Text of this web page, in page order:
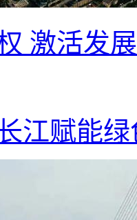
激活发
江赋能